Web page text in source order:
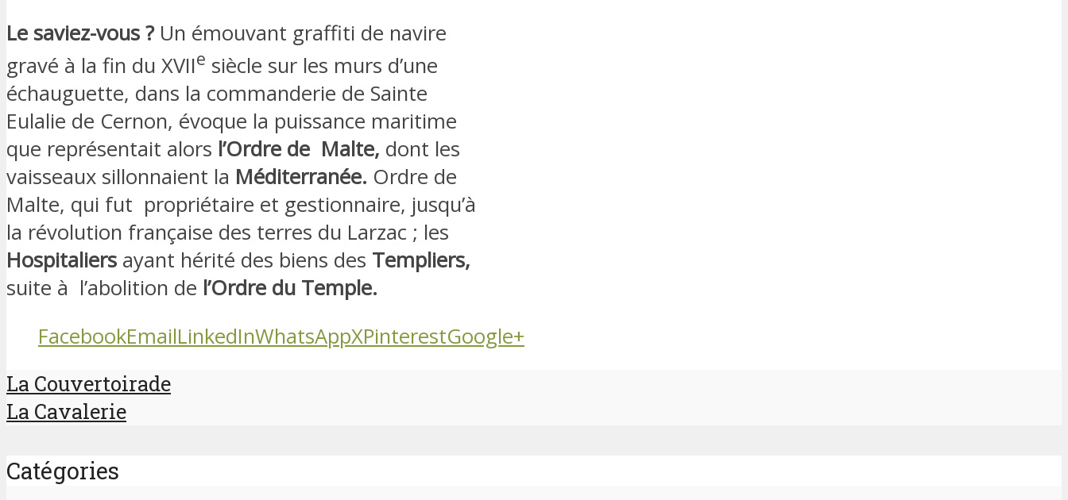
Le saviez-vous ? Un émouvant graffiti de navire
gravé à la fin du XVIIe siècle sur les murs d’une
échauguette, dans la commanderie de Sainte
Eulalie de Cernon, évoque la puissance maritime
que représentait alors l’Ordre de Malte, dont les
vaisseaux sillonnaient la Méditerranée. Ordre de
Malte, qui fut propriétaire et gestionnaire, jusqu’à
la révolution française des terres du Larzac ; les
Hospitaliers ayant hérité des biens des Templiers,
suite à l’abolition de l’Ordre du Temple.
FacebookEmailLinkedInWhatsAppXPinterestGoogle+
La Couvertoirade
La Cavalerie
Catégories